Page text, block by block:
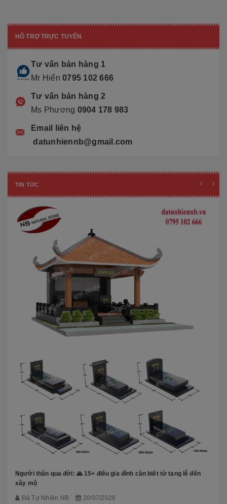
HỖ TRỢ TRỰC TUYẾN
Tư vấn bán hàng 1
Mr Hiển 0795 102 666
Tư vấn bán hàng 2
Ms Phương 0904 178 983
Email liên hệ
datunhiennb@gmail.com
TIN TỨC
Người thân qua đời: 🙏 15+ điều gia đình cần biết từ tang lễ đến
xây mộ
Đá Tự Nhiên NB 20/07/2026